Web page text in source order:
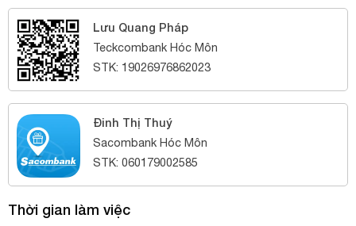
Lưu Quang Pháp
Teckcombank Hóc Môn
STK: 19026976862023
Đinh Thị Thuý
Sacombank Hóc Môn
STK: 060179002585
Thời gian làm việc